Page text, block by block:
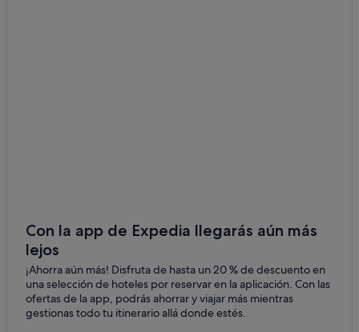
Con la app de Expedia llegarás aún más
lejos
¡Ahorra aún más! Disfruta de hasta un 20 % de descuento en
una selección de hoteles por reservar en la aplicación. Con las
ofertas de la app, podrás ahorrar y viajar más mientras
gestionas todo tu itinerario allá donde estés.